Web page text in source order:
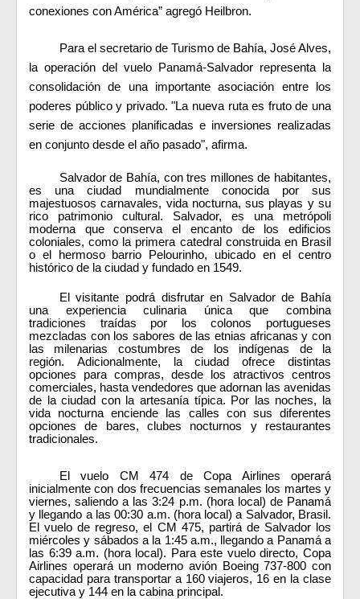
conexiones con América” agregó Heilbron.
Para el secretario de Turismo de Bahía, José Alves,
la operación del vuelo Panamá-Salvador representa la
consolidación de una importante asociación entre los
poderes público y privado. "La nueva ruta es fruto de una
serie de acciones planificadas e inversiones realizadas
en conjunto desde el año pasado", afirma.
Salvador de Bahía, con tres millones de habitantes,
es una ciudad mundialmente conocida por sus
majestuosos carnavales, vida nocturna, sus playas y su
rico patrimonio cultural. Salvador, es una metrópoli
moderna que conserva el encanto de los edificios
coloniales, como la primera catedral construida en Brasil
o el hermoso barrio Pelourinho, ubicado en el centro
histórico de la ciudad y fundado en 1549.
El visitante podrá disfrutar en Salvador de Bahía
una experiencia culinaria única que combina
tradiciones traídas por los colonos portugueses
mezcladas con los sabores de las etnias africanas y con
las milenarias costumbres de los indígenas de la
región. Adicionalmente, la ciudad ofrece distintas
opciones para compras, desde los atractivos centros
comerciales, hasta vendedores que adornan las avenidas
de la ciudad con la artesanía típica. Por las noches, la
vida nocturna enciende las calles con sus diferentes
opciones de bares, clubes nocturnos y restaurantes
tradicionales.
El vuelo CM 474 de Copa Airlines operará
inicialmente con dos frecuencias semanales los martes y
viernes, saliendo a las 3:24 p.m. (hora local) de Panamá
y llegando a las 00:30 a.m. (hora local) a Salvador, Brasil.
El vuelo de regreso, el CM 475, partirá de Salvador los
miércoles y sábados a la 1:45 a.m., llegando a Panamá a
las 6:39 a.m. (hora local). Para este vuelo directo, Copa
Airlines operará un moderno avión Boeing 737-800 con
capacidad para transportar a 160 viajeros, 16 en la clase
ejecutiva y 144 en la cabina principal.